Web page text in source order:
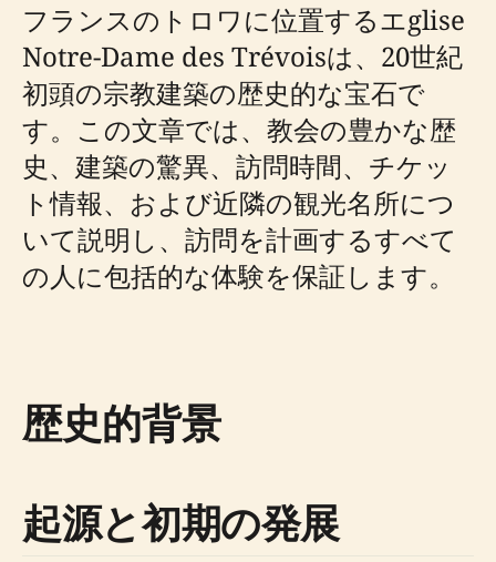
フランスのトロワに位置するエglise
Notre-Dame des Trévoisは、20世紀
初頭の宗教建築の歴史的な宝石で
す。この文章では、教会の豊かな歴
史、建築の驚異、訪問時間、チケッ
ト情報、および近隣の観光名所につ
いて説明し、訪問を計画するすべて
の人に包括的な体験を保証します。
歴史的背景
起源と初期の発展